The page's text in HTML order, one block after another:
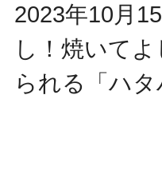
2023年10月
し！焼いて
られる「ハタ